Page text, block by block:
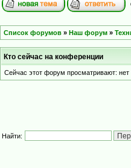
Список форумов » Наш форум »
Кто сейчас на конференции
Сейчас этот форум просматривают: нет
Найти: